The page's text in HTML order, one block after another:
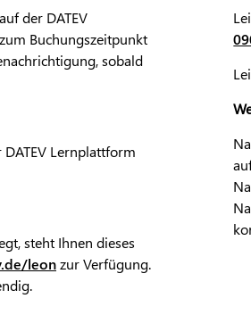
der DATEV
Buchungszeitpunkt
sobald
Lernplattform
steht Ihnen dieses
leonzur Verfügung.